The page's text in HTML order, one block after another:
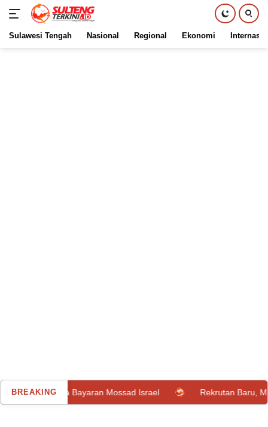
Sulawesi Tengah Nasional Regional Ekonomi
BREAKING
Bayaran Mossad Israel Rekrutan Baru, MU Resmi